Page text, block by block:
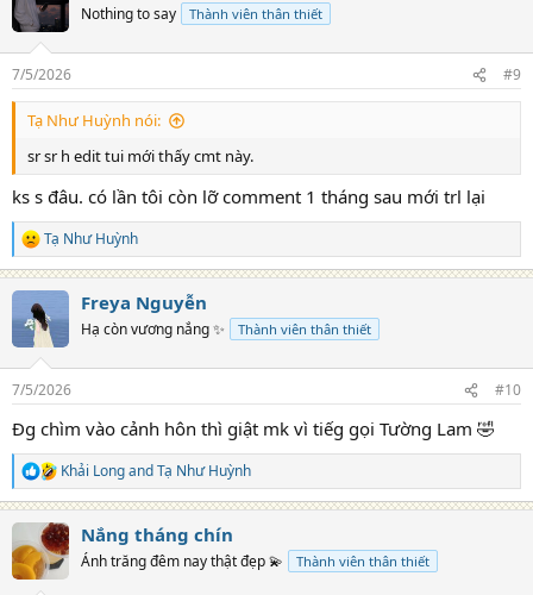
i
s
:
Nothing to say Thành viên thân thiết
7/5/2026 #9
Tạ Như Huỳnh nói:
sr sr h edit tui mới thấy cmt này.
ks s đâu. có lần tôi còn lỡ comment 1 tháng sau mới trl lại
R
e
a
t
s
Tạ Như Huỳnh
Freya Nguyễn
Hạ còn vương nắng ✨ Thành viên thân thiết
7/5/2026 #10
Đg chìm vào cảnh hôn thì giật mk vì tiếg gọi Tường Lam 🤣
R
e
t
i
Khải LongandTạ Như Huỳnh
Nắng tháng chín
Ánh trăng đêm nay thật đẹp 💫 Thành viên thân thiết